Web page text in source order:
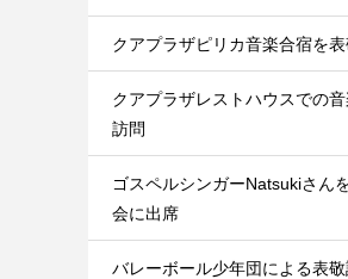
クアプラザピリカ音楽合宿を表
クアプラザレストハウスでの
訪問
ゴスペルシンガーNatsukiさん
会に出席
バレーボール少年団による表敬